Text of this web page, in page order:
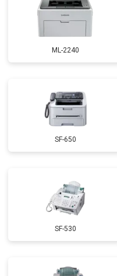
ML-2240
SF-650
SF-530